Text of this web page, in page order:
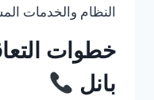
النظام والخدمات
خطوات
بانل